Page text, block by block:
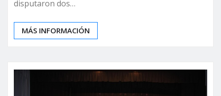
disputaron dos…
MÁS INFORMACIÓN